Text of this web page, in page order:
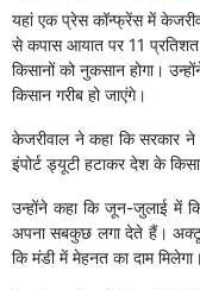
यहां एक प्रेस कॉन्फ्रेंस में
से कपास आयात पर 11
किसानों को नुकसान होगा।
किसान गरीब हो जाएंगे।
केजरीवाल ने कहा कि सरकार
इंपोर्ट ड्यूटी हटाकर देश के
उन्होंने कहा कि जून-जुलाई में
अपना सबकुछ लगा देते हैं।
कि मंडी में मेहनत का दाम मिलेगा।